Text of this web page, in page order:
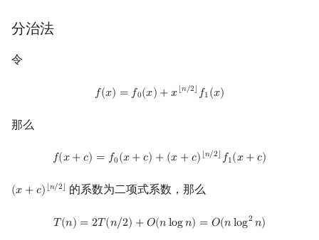
镜像站列表
Kate
CLion
Geany
Xcode
Special Judge
Polygon
函数
新版 C++ 特性
pb_ds
编译优化
Java 速成
Java 进阶
快速排序
堆排序
桶排序
希尔排序
前缀和 & 差分
倍增
IDA*
Dancing Links
Alpha–Beta 剪枝
状压 DP
插头 DP
状态设计优化
Boyer–Moore 算法
Z 函数（扩展 KMP）
AC 自动机
后缀数组 (SA)
裴蜀定理 & 一次不定方程
费马小定理 & 欧拉定理
模逆元
线性同余方程
同一行第一类无符号
贝尔数
伯努利数
Entringer Number
Eulerian Number
线性基
线性映射
特征多项式
块状数据结构
单调队列
Size Balanced Tree
红黑树
左偏红黑树
AA 树
树上启发式合并
树分治
动态树分治
AHU 算法
拓扑排序
最短路问题
生成树问题
斯坦纳树
扫描线
旋转卡壳
半平面交
平面最近点对
有限状态自动机
计算理论基础
字节顺序
约瑟夫问题
分治法
令
𝑓(𝑥) = 𝑓0(𝑥) +𝑥⌊𝑛/2⌋ 𝑓1(𝑥)
f( x)= f0(x)+ x⌊ n/2⌋f1 (x )
那么
𝑓(𝑥+𝑐) = 𝑓0(𝑥+𝑐) + (𝑥 +𝑐) ⌊𝑛/2⌋ 𝑓1(𝑥+𝑐)
f(x +c =f 0(x+c)+ (x+c) ⌊n /2⌋f1(x +c)
(𝑥 +𝑐) ⌊𝑛/2⌋
(x+ c) ⌊n /2⌋ 的系数为二项式系数，那么
𝑇(𝑛) = 2𝑇 (𝑛/2) +𝑂(𝑛log𝑛) = 𝑂(𝑛log2 𝑛)
T(n)=2T( n/2 )+O(nlogn)=O(n log2 n)